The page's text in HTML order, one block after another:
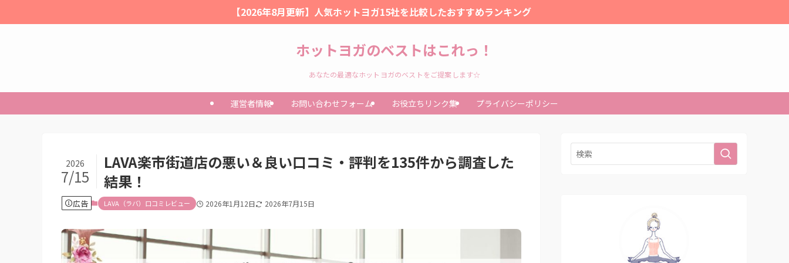
【2026年8月更新】人気ホットヨガ15社を比較したおすすめランキング
ホットヨガのベストはこれっ！
あなたの最適なホットヨガのベストをご提案します☆
運営者情報 お問い合わせフォーム お役立ちリンク集 プライバシーポリシー
LAVA楽市街道店の悪い＆良い口コミ・評判を135件から調査した
結果！
2026
7/15
広告 LAVA（ラバ）口コミレビュー 2026年1月12日 2026年7月15日